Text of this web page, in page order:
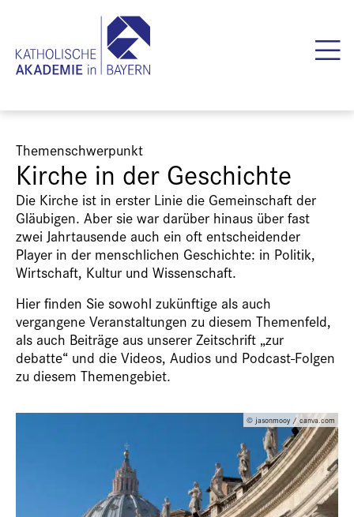
Themenschwerpunkt
Kirche in der Geschichte
Die Kirche ist in erster Linie die Gemeinschaft der
Gläubigen. Aber sie war darüber hinaus über fast
zwei Jahrtausende auch ein oft entscheidender
Player in der menschlichen Geschichte: in Politik,
Wirtschaft, Kultur und Wissenschaft.
Hier finden Sie sowohl zukünftige als auch
vergangene Veranstaltungen zu diesem Themenfeld,
als auch Beiträge aus unserer Zeitschrift „zur
debatte“ und die Videos, Audios und Podcast-Folgen
zu diesem Themengebiet.
© jasonmooy / canva.com